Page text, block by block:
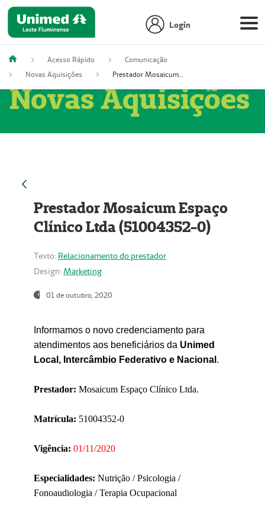
Login
Acesso Rápido
Comunicação
Novas Aquisições
Prestador Mosaicum Espaço Clínico Ltda (51004352-0)
Novas Aquisições
Prestador Mosaicum Espaço
Clínico Ltda (51004352-0)
Texto: Relacionamento do prestador
Design: Marketing
01 de outubro, 2020
Informamos o novo credenciamento para
atendimentos aos beneficiários da Unimed
Local, Intercâmbio Federativo e Nacional .
Prestador: Mosaicum Espaço Clínico Ltda.
Matrícula: 51004352-0
Vigência: 01/11/2020
Especialidades: Nutrição / Psicologia /
Fonoaudiologia / Terapia Ocupacional